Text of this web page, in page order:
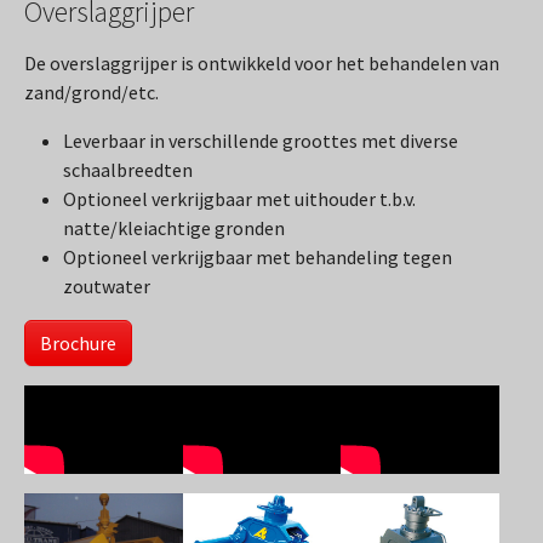
Overslaggrijper
De overslaggrijper is ontwikkeld voor het behandelen van
zand/grond/etc.
Leverbaar in verschillende groottes met diverse
schaalbreedten
Optioneel verkrijgbaar met uithouder t.b.v.
natte/kleiachtige gronden
Optioneel verkrijgbaar met behandeling tegen
zoutwater
Brochure
Show larger version Show larger version Show larger version